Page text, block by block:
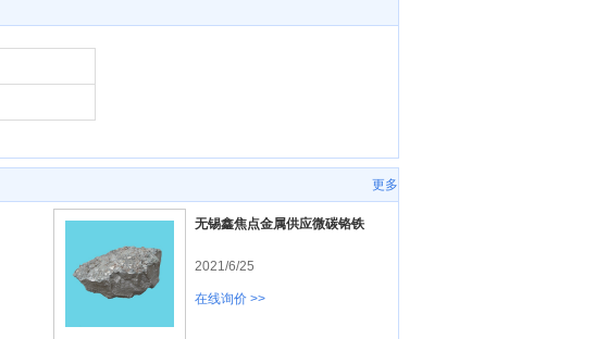
更多
无锡鑫焦点金属供应微碳铬铁
2021/6/25
在线询价 >>